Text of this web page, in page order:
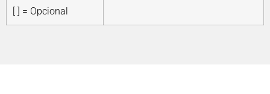
[ ] = Opcional